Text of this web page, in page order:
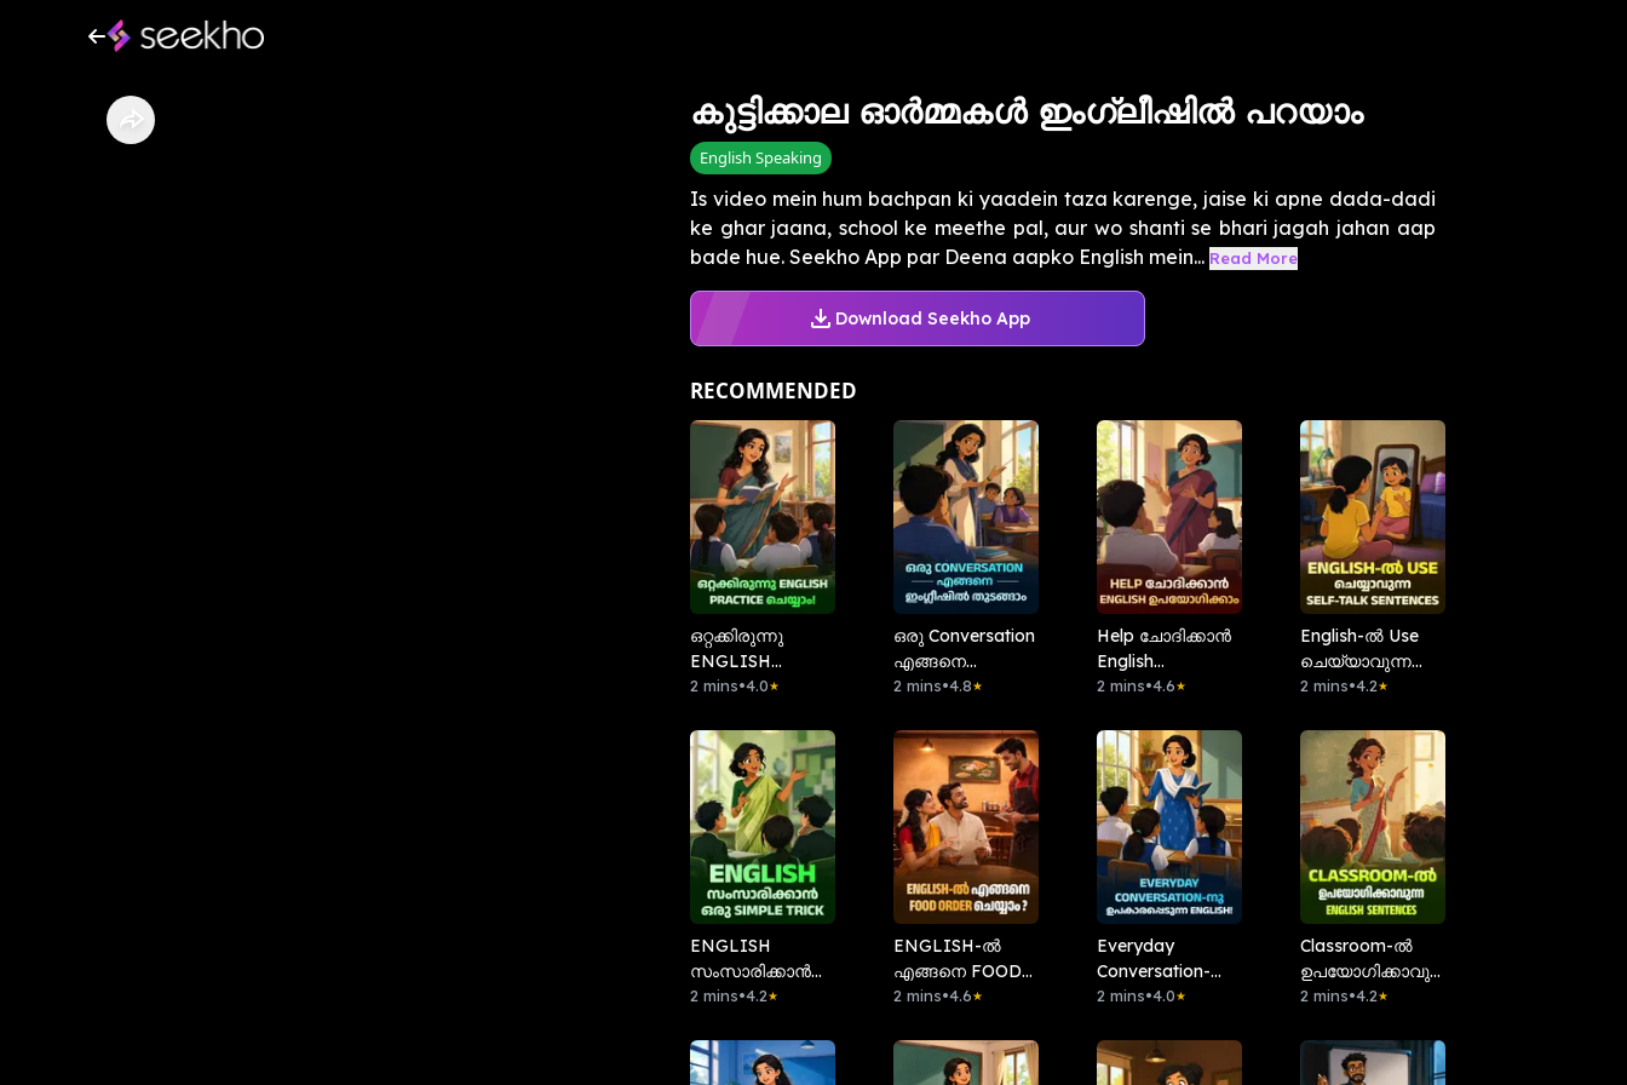
കുട്ടിക്കാല ഓർമ്മകൾ ഇംഗ്ലീഷിൽ പറയാം
English Speaking
Is video mein hum bachpan ki yaadein taza karenge, jaise ki apne dada-dadi
ke ghar jaana, school ke meethe pal, aur wo shanti se bhari jagah jahan aap
bade hue. Seekho App par Deena aapko English mein... Read More
Download Seekho App
RECOMMENDED
ഒറ്റക്കിരുന്നു
ENGLISH
PRACTICE
2 mins•4.0★
ഒരു Conversation
എങ്ങനെ
ഇംഗ്ലീഷിൽ
2 mins•4.8★
Help ചോദിക്കാൻ
English
ഉപയോഗിക്കാം
2 mins•4.6★
English-ൽ Use
ചെയ്യാവുന്ന
Self-Talk
2 mins•4.2★
ENGLISH
സംസാരിക്കാൻ
ഒരു SIMPLE
2 mins•4.2★
ENGLISH-ൽ
എങ്ങനെ FOOD
ORDER
2 mins•4.6★
Everyday
Conversation-നു
ഉപകാരപ്പെടുന്ന
2 mins•4.0★
Classroom-ൽ
ഉപയോഗിക്കാവുന്ന
English Sentences
2 mins•4.2★